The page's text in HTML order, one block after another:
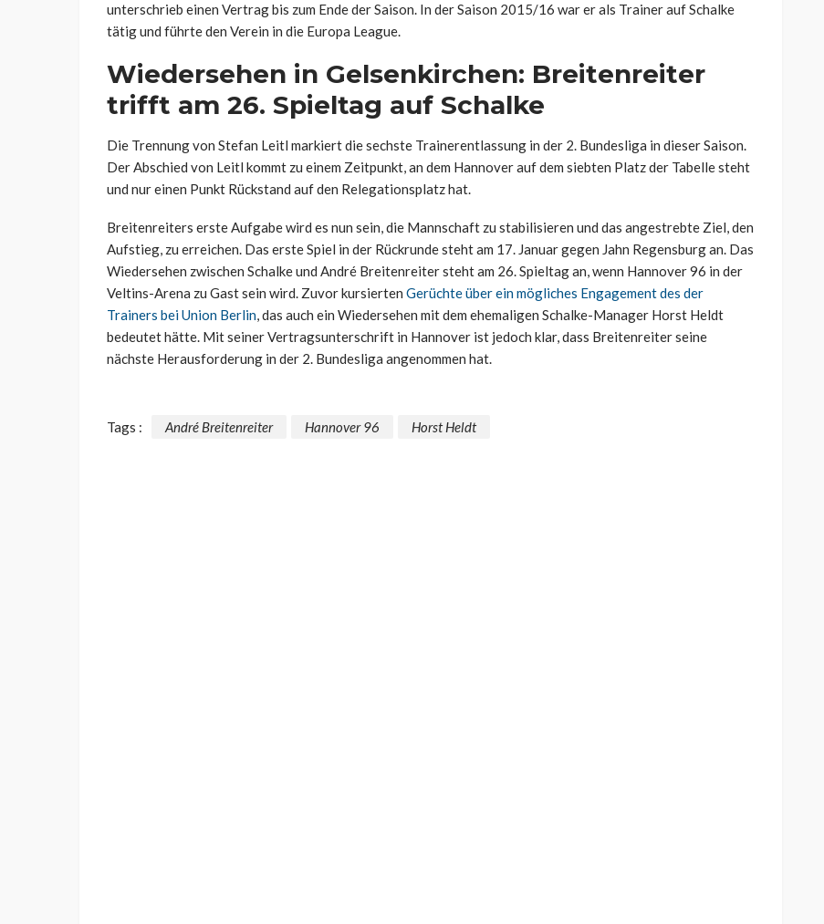
unterschrieb einen Vertrag bis zum Ende der Saison. In der Saison 2015/16 war er als Trainer auf Schalke
tätig und führte den Verein in die Europa League.
Wiedersehen in Gelsenkirchen: Breitenreiter
trifft am 26. Spieltag auf Schalke
Die Trennung von Stefan Leitl markiert die sechste Trainerentlassung in der 2. Bundesliga in dieser Saison.
Der Abschied von Leitl kommt zu einem Zeitpunkt, an dem Hannover auf dem siebten Platz der Tabelle steht
und nur einen Punkt Rückstand auf den Relegationsplatz hat.
Breitenreiters erste Aufgabe wird es nun sein, die Mannschaft zu stabilisieren und das angestrebte Ziel, den
Aufstieg, zu erreichen. Das erste Spiel in der Rückrunde steht am 17. Januar gegen Jahn Regensburg an. Das
Wiedersehen zwischen Schalke und André Breitenreiter steht am 26. Spieltag an, wenn Hannover 96 in der
Veltins-Arena zu Gast sein wird. Zuvor kursierten Gerüchte über ein mögliches Engagement des der
Trainers bei Union Berlin, das auch ein Wiedersehen mit dem ehemaligen Schalke-Manager Horst Heldt
bedeutet hätte. Mit seiner Vertragsunterschrift in Hannover ist jedoch klar, dass Breitenreiter seine
nächste Herausforderung in der 2. Bundesliga angenommen hat.
Tags : André Breitenreiter Hannover 96 Horst Heldt